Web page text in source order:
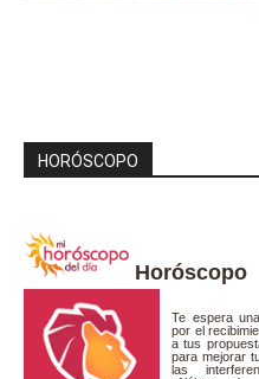
HORÓSCOPO
Horóscopo